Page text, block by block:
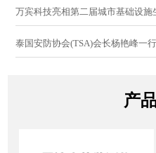
万宾科技亮相第二届城市基础设施
泰国安防协会(TSA)会长杨艳峰一
产